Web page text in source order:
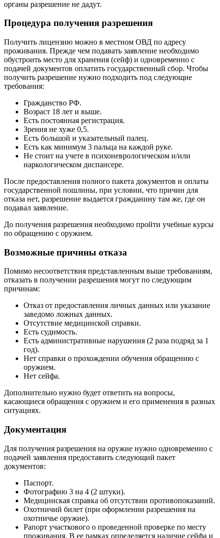
органы разрешение не дадут.
Процедура получения разрешения
Получить лицензию можно в местном ОВД по адресу
проживания. Прежде чем подавать заявление необходимо
обустроить место для хранения (сейф) и одновременно с
подачей документов оплатить государственный сбор. Чтобы
получить разрешение нужно подходить под следующие
требования:
Гражданство РФ.
Возраст 18 лет и выше.
Есть постоянная регистрация.
Зрения не хуже 0,5.
Есть большой и указательный палец.
Есть как минимум 3 пальца на каждой руке.
Не стоит на учете в психоневрологическом и/или
наркологическом диспансере.
После предоставления полного пакета документов и оплаты
государственной пошлины, при условии, что причин для
отказа нет, разрешение выдается гражданину там же, где он
подавал заявление.
До получения разрешения необходимо пройти учебные курсы
по обращению с оружием.
Возможные причины отказа
Помимо несоответствия представленным выше требованиям,
отказать в получении разрешения могут по следующим
причинам:
Отказ от предоставления личных данных или указание
заведомо ложных данных.
Отсутствие медицинской справки.
Есть судимость.
Есть административные нарушения (2 раза подряд за 1
год).
Нет справки о прохождении обучения обращению с
оружием.
Нет сейфа.
Дополнительно нужно будет ответить на вопросы,
касающиеся обращения с оружием и его применения в разных
ситуациях.
Документация
Для получения разрешения на оружие нужно одновременно с
подачей заявления предоставить следующий пакет
документов:
Паспорт.
Фотографию 3 на 4 (2 штуки).
Медицинская справка об отсутствии противопоказаний.
Охотничий билет (при оформлении разрешения на
охотничье оружие).
Рапорт участкового о проведенной проверке по месту
проживания. В ее рамках определяется наличие сейфа и